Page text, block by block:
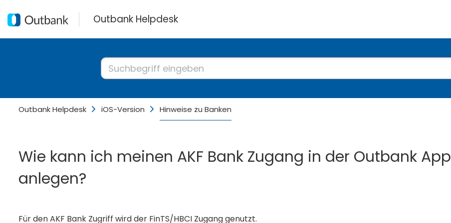
Outbank Helpdesk
Outbank Helpdesk iOS-Version Hinweise zu Banken
Wie kann ich meinen AKF Bank Zugang in der Outbank App
anlegen?
Für den AKF Bank Zugriff wird der FinTS/HBCI Zugang genutzt.